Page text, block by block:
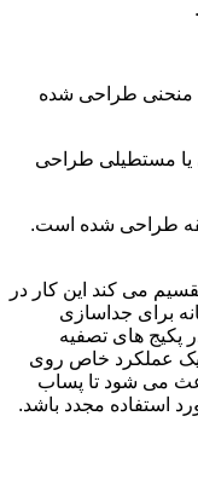
منحنی طراحی شده
مستطیلی طراحی
می کند این کار در
برای جداسازی
پکیج های تصفیه
یک عملکرد خاص روی
می شود تا پساب
استفاده مجدد باشد.